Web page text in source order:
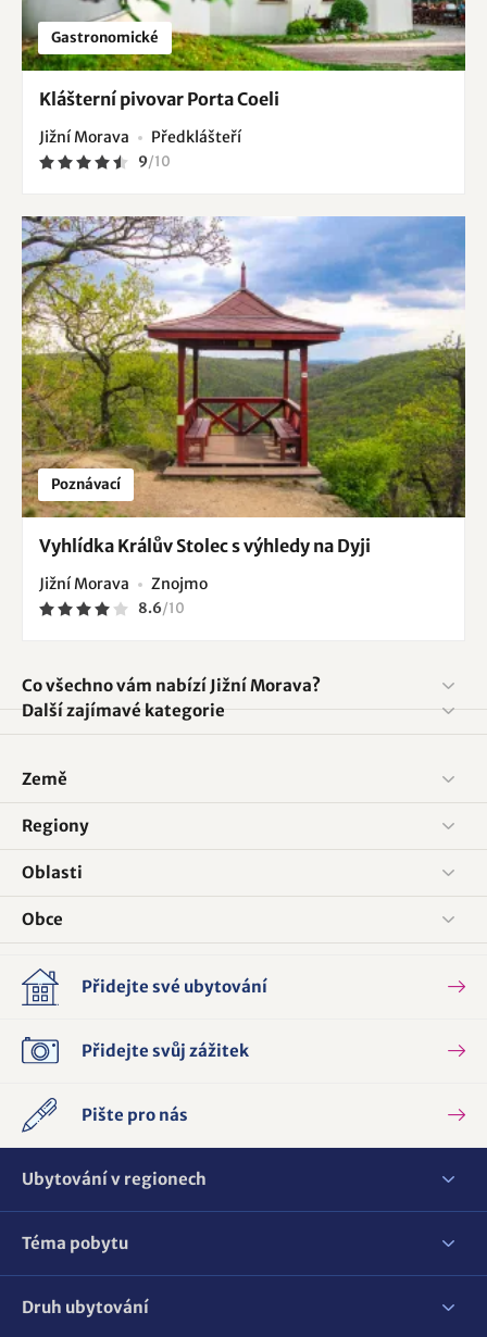
Gastronomické
Klášterní pivovar Porta Coeli
Jižní Morava Předklášteří
9/10
Poznávací
Vyhlídka Králův Stolec s výhledy na Dyji
Jižní Morava Znojmo
8.6/10
Co všechno vám nabízí Jižní Morava?
Další zajímavé kategorie
Země
Regiony
Oblasti
Obce
Přidejte své ubytování
Přidejte svůj zážitek
Pište pro nás
Ubytování v regionech
Téma pobytu
Druh ubytování